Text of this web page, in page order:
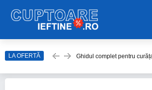
LA OFERTĂ Ghidul complet pentru